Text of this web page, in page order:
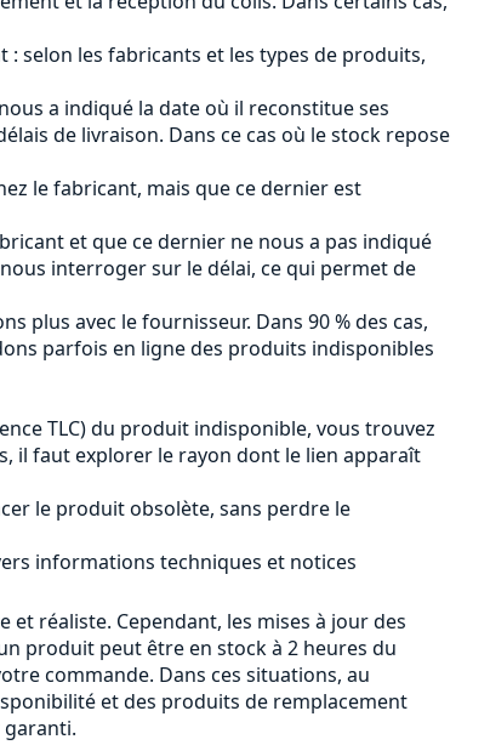
: selon les fabricants et les types de produits,
a indiqué la date où il reconstitue ses
de livraison. Dans ce cas où le stock repose
le fabricant, mais que ce dernier est
et que ce dernier ne nous a pas indiqué
interroger sur le délai, ce qui permet de
plus avec le fournisseur. Dans 90 % des cas,
parfois en ligne des produits indisponibles
TLC) du produit indisponible, vous trouvez
il faut explorer le rayon dont le lien apparaît
le produit obsolète, sans perdre le
informations techniques et notices
réaliste. Cependant, les mises à jour des
produit peut être en stock à 2 heures du
commande. Dans ces situations, au
et des produits de remplacement